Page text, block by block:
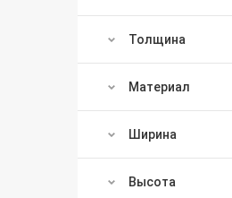
Толщина
Материал
Ширина
Высота